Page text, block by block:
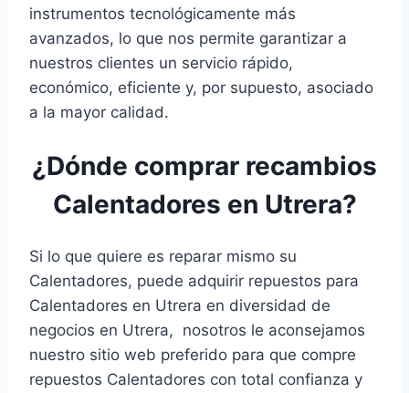
instrumentos tecnológicamente más
avanzados, lo que nos permite garantizar a
nuestros clientes un servicio rápido,
económico, eficiente y, por supuesto, asociado
a la mayor calidad.
¿Dónde comprar recambios
Calentadores en Utrera?
Si lo que quiere es reparar mismo su
Calentadores, puede adquirir repuestos para
Calentadores en Utrera en diversidad de
negocios en Utrera, nosotros le aconsejamos
nuestro sitio web preferido para que compre
repuestos Calentadores con total confianza y